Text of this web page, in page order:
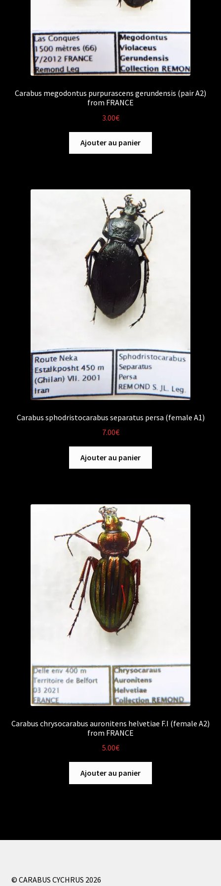
Carabus megodontus purpurascens gerundensis (pair A2)
from FRANCE
3.00€
Ajouter au panier
Carabus sphodristocarabus separatus persa (female A1)
7.00€
Ajouter au panier
Carabus chrysocarabus auronitens helvetiae F.I (female A2)
from FRANCE
5.00€
Ajouter au panier
© CARABUS CYCHRUS 2026